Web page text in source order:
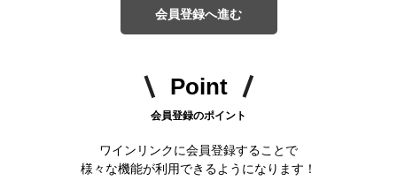
会員登録へ進む
Point
会員登録のポイント
ワインリンクに会員登録することで
様々な機能が利用できるようになります！